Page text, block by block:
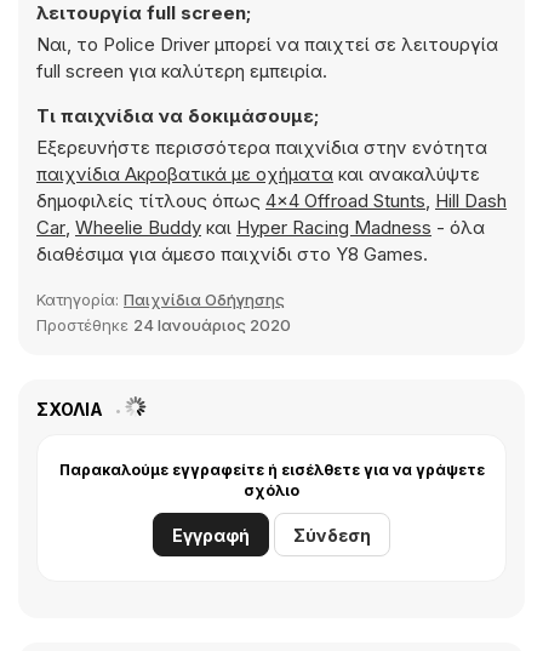
λειτουργία full screen;
Ναι, το Police Driver μπορεί να παιχτεί σε λειτουργία
full screen για καλύτερη εμπειρία.
Τι παιχνίδια να δοκιμάσουμε;
Εξερευνήστε περισσότερα παιχνίδια στην ενότητα
παιχνίδια Ακροβατικά με οχήματα και ανακαλύψτε
δημοφιλείς τίτλους όπως 4x4 Offroad Stunts, Hill Dash
Car, Wheelie Buddy και Hyper Racing Madness - όλα
διαθέσιμα για άμεσο παιχνίδι στο Y8 Games.
Κατηγορία: Παιχνίδια Οδήγησης
Προστέθηκε 24 Ιανουάριος 2020
ΣΧΌΛΙΑ
Παρακαλούμε εγγραφείτε ή εισέλθετε για να γράψετε
σχόλιο
Εγγραφή Σύνδεση